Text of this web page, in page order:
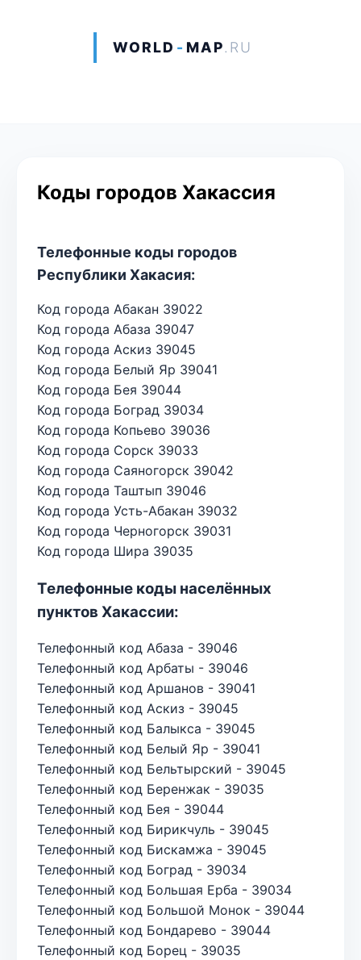
WORLD - MAP.RU
Коды городов Хакассия
Телефонные коды городов
Республики Хакасия:
Код города Абакан 39022
Код города Абаза 39047
Код города Аскиз 39045
Код города Белый Яр 39041
Код города Бея 39044
Код города Боград 39034
Код города Копьево 39036
Код города Сорск 39033
Код города Саяногорск 39042
Код города Таштып 39046
Код города Усть-Абакан 39032
Код города Черногорск 39031
Код города Шира 39035
Телефонные коды населённых
пунктов Хакассии:
Телефонный код Абаза - 39046
Телефонный код Арбаты - 39046
Телефонный код Аршанов - 39041
Телефонный код Аскиз - 39045
Телефонный код Балыкса - 39045
Телефонный код Белый Яр - 39041
Телефонный код Бельтырский - 39045
Телефонный код Беренжак - 39035
Телефонный код Бея - 39044
Телефонный код Бирикчуль - 39045
Телефонный код Бискамжа - 39045
Телефонный код Боград - 39034
Телефонный код Большая Ерба - 39034
Телефонный код Большой Монок - 39044
Телефонный код Бондарево - 39044
Телефонный код Борец - 39035